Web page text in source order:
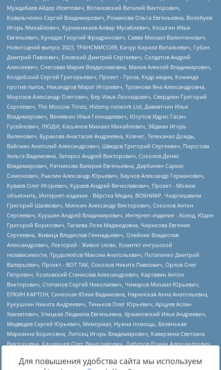
Для повышения удобства сайта мы используем